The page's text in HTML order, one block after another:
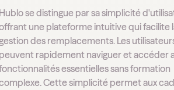
Hublo se distingue par sa simplicité
une plateforme intuitive qui facilite
des remplacements. Les
peuvent rapidement naviguer et accéder
essentielles sans formation
Cette simplicité permet aux